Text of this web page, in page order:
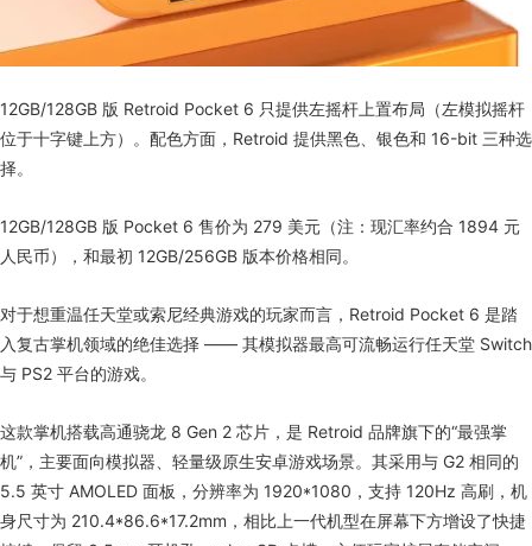
12GB/128GB 版 Retroid Pocket 6 只提供左摇杆上置布局（左模拟摇杆
位于十字键上方）。配色方面，Retroid 提供黑色、银色和 16-bit 三种选
择。
12GB/128GB 版 Pocket 6 售价为 279 美元（注：现汇率约合 1894 元
人民币），和最初 12GB/256GB 版本价格相同。
对于想重温任天堂或索尼经典游戏的玩家而言，Retroid Pocket 6 是踏
入复古掌机领域的绝佳选择 —— 其模拟器最高可流畅运行任天堂 Switch
与 PS2 平台的游戏。
这款掌机搭载高通骁龙 8 Gen 2 芯片，是 Retroid 品牌旗下的“最强掌
机”，主要面向模拟器、轻量级原生安卓游戏场景。其采用与 G2 相同的
5.5 英寸 AMOLED 面板，分辨率为 1920*1080，支持 120Hz 高刷，机
身尺寸为 210.4*86.6*17.2mm，相比上一代机型在屏幕下方增设了快捷